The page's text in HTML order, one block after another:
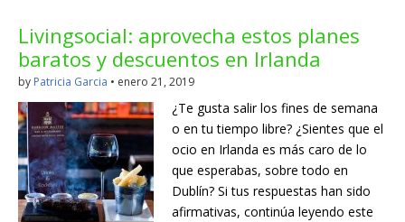
Alojamiento en
Irlanda
Blog dedicado a los que viven, estudian y trabajan en
Irlanda!
Livingsocial: aprovecha estos planes
baratos y descuentos en Irlanda
by Patricia Garcia • enero 21, 2019
¿Te gusta salir los fines de semana
o en tu tiempo libre? ¿Sientes que el
ocio en Irlanda es más caro de lo
que esperabas, sobre todo en
Dublín? Si tus respuestas han sido
afirmativas, continúa leyendo este